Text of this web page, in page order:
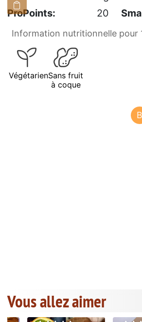
ProPoints:
20
Information nutritionnelle pour
VégétarienSans fruit
à coque
B
Vous allez aimer